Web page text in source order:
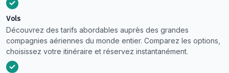
Vols
Découvrez des tarifs abordables auprès des grandes
compagnies aériennes du monde entier. Comparez les options,
choisissez votre itinéraire et réservez instantanément.